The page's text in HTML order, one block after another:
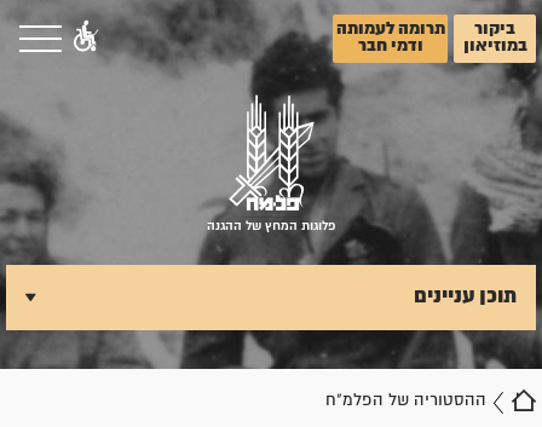
ביקור
במוזיאון
תרומה לעמותה
ודמי חבר
פלוגות המחץ של ההגנה
ההסטוריה של הפלמ"ח
תוכן עניינים